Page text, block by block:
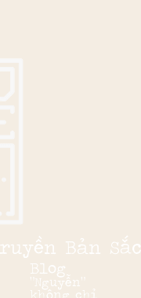
Bản Sắc
Blog
“Nguyễn”
không chỉ